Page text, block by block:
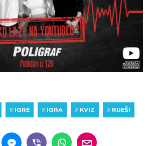
# IGRE # IGRA # KVIZ # RIJEŠI